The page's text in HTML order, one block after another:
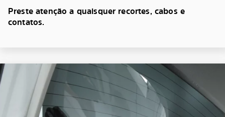
Preste atenção a quaisquer recortes, cabos e
contatos.